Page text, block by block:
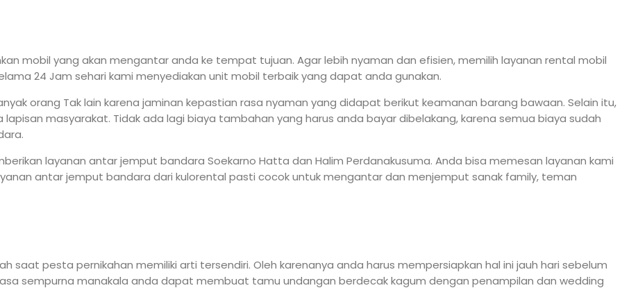
mobil yang akan mengantar anda ke tempat tujuan. Agar lebih nyaman dan efisien, memilih layanan rental mobil
24 Jam sehari kami menyediakan unit mobil terbaik yang dapat anda gunakan.
orang Tak lain karena jaminan kepastian rasa nyaman yang didapat berikut keamanan barang bawaan. Selain itu,
masyarakat. Tidak ada lagi biaya tambahan yang harus anda bayar dibelakang, karena semua biaya sudah
layanan antar jemput bandara Soekarno Hatta dan Halim Perdanakusuma. Anda bisa memesan layanan kami
antar jemput bandara dari kulorental pasti cocok untuk mengantar dan menjemput sanak family, teman
saat pesta pernikahan memiliki arti tersendiri. Oleh karenanya anda harus mempersiapkan hal ini jauh hari sebelum
sempurna manakala anda dapat membuat tamu undangan berdecak kagum dengan penampilan dan wedding